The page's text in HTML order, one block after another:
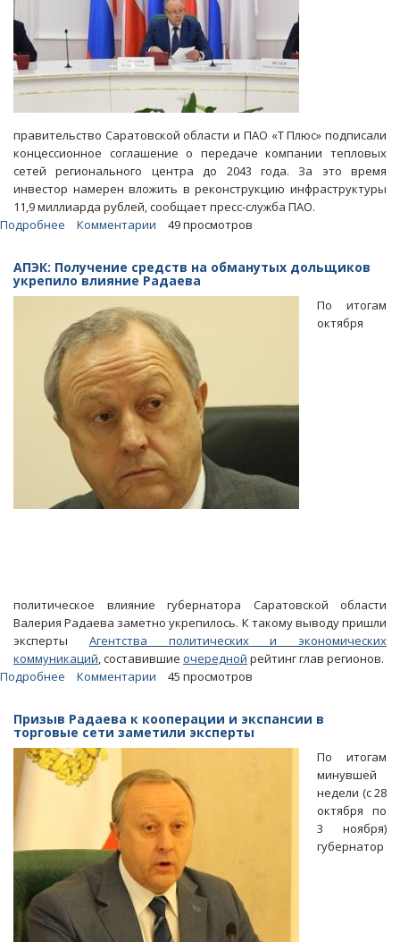
правительство Саратовской области и ПАО «Т Плюс» подписали
концессионное соглашение о передаче компании тепловых
сетей регионального центра до 2043 года. За это время
инвестор намерен вложить в реконструкцию инфраструктуры
11,9 миллиарда рублей, сообщает пресс-служба ПАО.
Подробнее
передали
в
концессию
«Т
Плюс»
муниципальные
теплосети
Комментарии 49 просмотров
АПЭК: Получение средств на обманутых дольщиков
укрепило влияние Радаева
По итогам
октября
политическое влияние губернатора Саратовской области
Валерия Радаева заметно укрепилось. К такому выводу пришли
эксперты Агентства политических и экономических
коммуникаций, составившие очередной рейтинг глав регионов.
Подробнее
Получение
средств
на
обманутых
дольщиков
укрепило
влияние
Радаева
Комментарии 45 просмотров
Призыв Радаева к кооперации и экспансии в
торговые сети заметили эксперты
По итогам
минувшей
недели (с 28
октября по
3 ноября)
губернатор